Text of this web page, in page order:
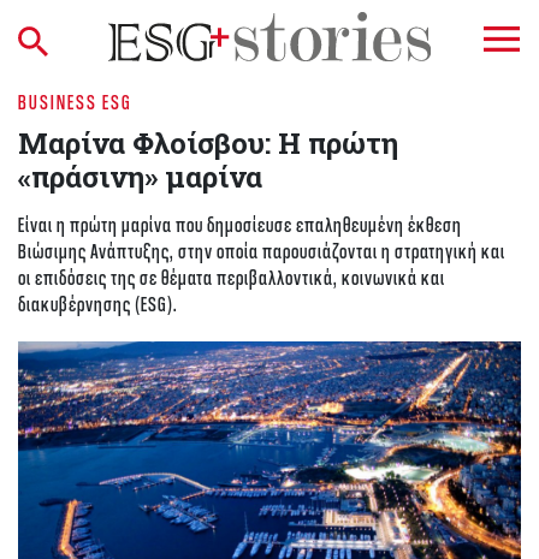
BUSINESS ESG
Μαρίνα Φλοίσβου: H πρώτη
«πράσινη» μαρίνα
Είναι η πρώτη μαρίνα που δημοσίευσε επαληθευμένη έκθεση
Βιώσιμης Ανάπτυξης, στην οποία παρουσιάζονται η στρατηγική και
οι επιδόσεις της σε θέματα περιβαλλοντικά, κοινωνικά και
διακυβέρνησης (ESG).